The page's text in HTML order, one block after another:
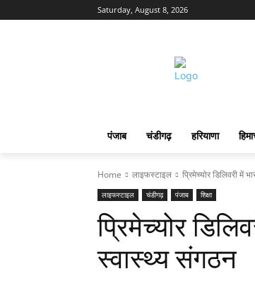
Saturday, August 8, 2026
पंजाब चंडीगढ़ हरियाणा
Home लाइफस्टाइल प्रिमेच्योर डिलिवरी में
लाइफस्टाइल चंडीगढ़ पंजाब शिक्षा
प्रिमेच्योर
स्वास्थ्य संगठन